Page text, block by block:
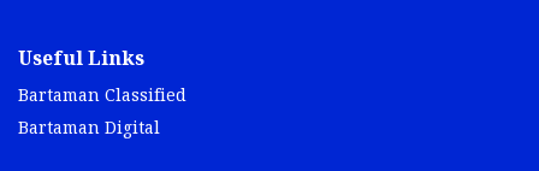
Useful Links
Bartaman Classified
Bartaman Digital